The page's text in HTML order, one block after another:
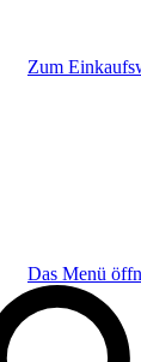
Zum
Das Menü